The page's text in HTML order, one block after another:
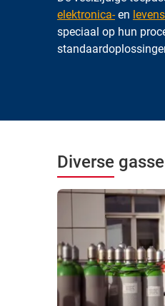
elektronica-en
speciaal op hun
Diverse